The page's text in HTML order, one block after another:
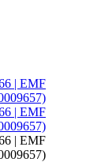
| EMF
| EMF
| EMF